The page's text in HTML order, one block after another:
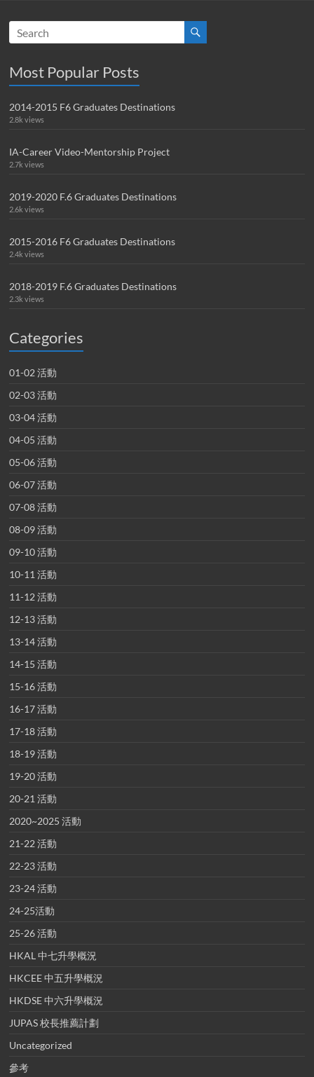
Most Popular Posts
2014-2015 F6 Graduates Destinations
2.8k views
IA-Career Video-Mentorship Project
2.7k views
2019-2020 F.6 Graduates Destinations
2.6k views
2015-2016 F6 Graduates Destinations
2.4k views
2018-2019 F.6 Graduates Destinations
2.3k views
Categories
01-02 活動
02-03 活動
03-04 活動
04-05 活動
05-06 活動
06-07 活動
07-08 活動
08-09 活動
09-10 活動
10-11 活動
11-12 活動
12-13 活動
13-14 活動
14-15 活動
15-16 活動
16-17 活動
17-18 活動
18-19 活動
19-20 活動
20-21 活動
2020~2025 活動
21-22 活動
22-23 活動
23-24 活動
24-25活動
25-26 活動
HKAL 中七升學概況
HKCEE 中五升學概況
HKDSE 中六升學概況
JUPAS 校長推薦計劃
Uncategorized
參考